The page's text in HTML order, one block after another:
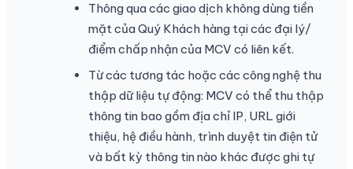
Thông qua các giao dịch không dùng tiền
mặt của Quý Khách hàng tại các đại lý/
điểm chấp nhận của MCV có liên kết.
Từ các tương tác hoặc các công nghệ thu
thập dữ liệu tự động: MCV có thể thu thập
thông tin bao gồm địa chỉ IP, URL giới
thiệu, hệ điều hành, trình duyệt tin điện tử
và bất kỳ thông tin nào khác được ghi tự